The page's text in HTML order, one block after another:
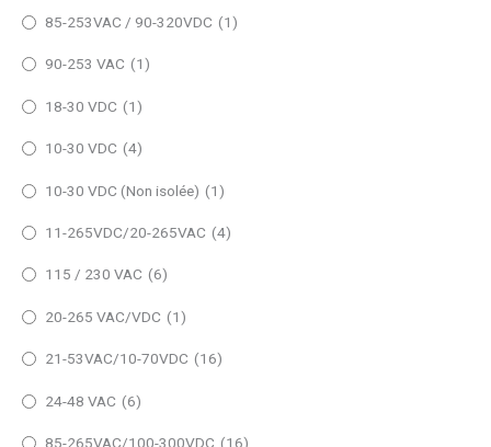
85-253VAC / 90-320VDC (1)
90-253 VAC (1)
18-30 VDC (1)
10-30 VDC (4)
10-30 VDC (Non isolée) (1)
11-265VDC/20-265VAC (4)
115 / 230 VAC (6)
20-265 VAC/VDC (1)
21-53VAC/10-70VDC (16)
24-48 VAC (6)
85-265VAC/100-300VDC (16)